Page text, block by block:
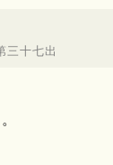
三十七出
。